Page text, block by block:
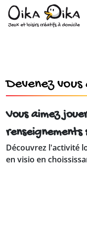
Devenez vous
Vous aimez
Découvrez l'activité
en visio en